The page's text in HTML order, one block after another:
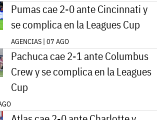
Pumas cae 2-0 ante Cincinnati y
se complica en la Leagues Cup
AGENCIAS | 07 AGO
Pachuca cae 2-1 ante Columbus
Crew y se complica en la Leagues
Cup